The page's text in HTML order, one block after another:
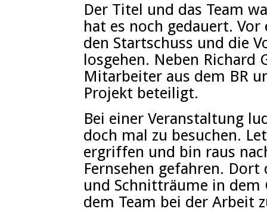
Der Titel und das Team
hat es noch gedauert. Vor
den Startschuss und die
losgehen. Neben Richard
Mitarbeiter aus dem BR
Projekt beteiligt.
Bei einer Veranstaltung
doch mal zu besuchen.
ergriffen und bin raus
Fernsehen gefahren.
und Schnitträume in dem
dem Team bei der Arbeit